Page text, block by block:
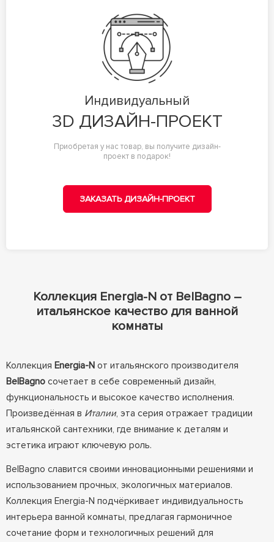
Индивидуальный
3D ДИЗАЙН-ПРОЕКТ
Приобретая у нас товар, вы получите дизайн-
проект в подарок!
ЗАКАЗАТЬ ДИЗАЙН-ПРОЕКТ
Коллекция Energia-N от BelBagno –
итальянское качество для ванной
комнаты
Коллекция Energia-Nот итальянского производителя
BelBagnoсочетает в себе современный дизайн,
функциональность и высокое качество исполнения.
Произведённая в Италии, эта серия отражает традиции
итальянской сантехники, где внимание к деталям и
эстетика играют ключевую роль.
BelBagno славится своими инновационными решениями и
использованием прочных, экологичных материалов.
Коллекция Energia-N подчёркивает индивидуальность
интерьера ванной комнаты, предлагая гармоничное
сочетание форм и технологичных решений для